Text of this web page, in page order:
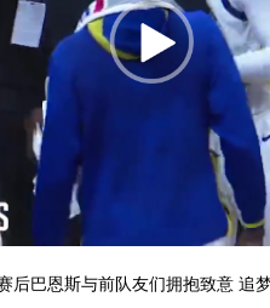
后巴恩斯与前队友们拥抱致意 追